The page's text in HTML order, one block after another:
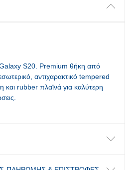
S20. Premium θήκη από
αντιχαρακτικό tempered
rubber πλαϊνά για καλύτερη